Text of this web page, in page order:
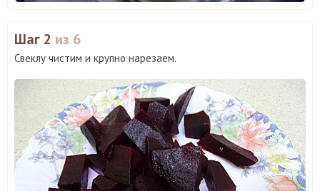
Шаг 2 из 6
Свеклу чистим и крупно нарезаем.